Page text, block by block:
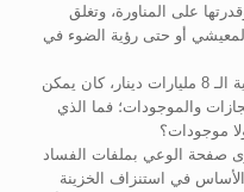
على المناورة، وتغلق
أو حتى رؤية الضوء في
في عام 1988 حين انفجرت أزمة مديونية الـ 8 مليارات دينار، كان يمكن
والموجودات؛ فما الذي
صفحة الوعي بملفات الفساد
الأساس في استنزاف الخزينة